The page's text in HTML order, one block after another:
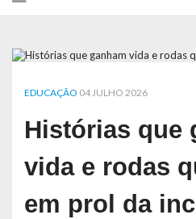
EDUCAÇÃO 04 JULHO 2026
Histórias que
vida e rodas
em prol da